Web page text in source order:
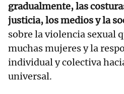
gradualmente, las
justicia, los medios y la
sobre la violencia sexual
muchas mujeres y la
individual y colectiva
universal.